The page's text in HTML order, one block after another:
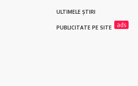
ULTIMELE ȘTIRI
PUBLICITATE PE SITE ads